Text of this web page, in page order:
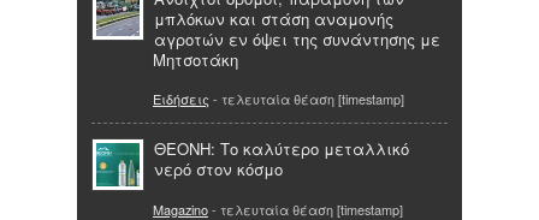
μπλόκων και στάση αναμονής
αγροτών εν όψει της συνάντησης με
Μητσοτάκη
Ειδήσεις - τελευταία θέαση [timestamp]
ΘΕΟΝΗ: Tο καλύτερο μεταλλικό
νερό στον κόσμο
Magazino- τελευταία θέαση [timestamp]